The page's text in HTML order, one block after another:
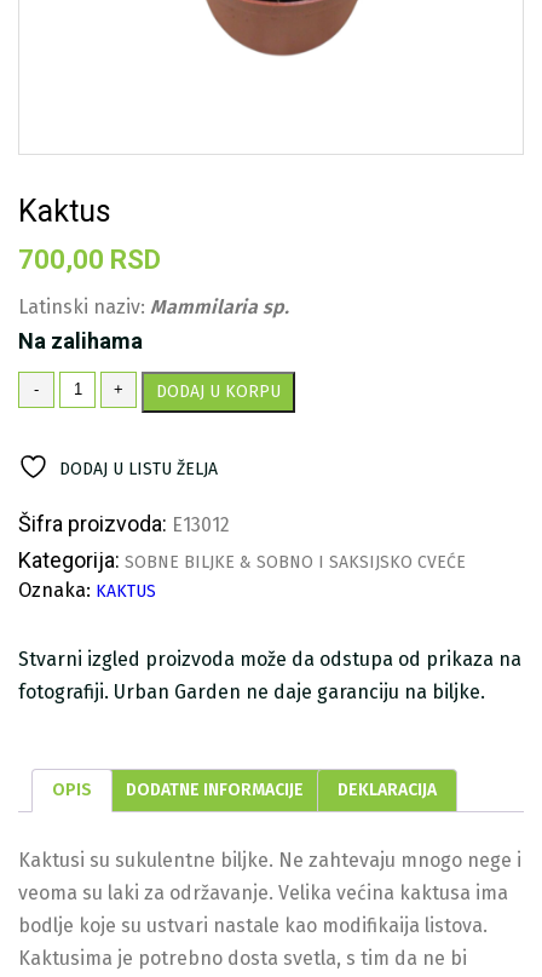
Kaktus
700,00 RSD
Latinski naziv: Mammilaria sp.
Na zalihama
-
Kaktus
količina
+ DODAJ U KORPU
DODAJ U LISTU ŽELJA
Šifra proizvoda: E13012
Kategorija: SOBNE BILJKE & SOBNO I SAKSIJSKO CVEĆE
Oznaka: KAKTUS
Stvarni izgled proizvoda može da odstupa od prikaza na
fotografiji. Urban Garden ne daje garanciju na biljke.
OPIS DODATNE INFORMACIJE DEKLARACIJA
Kaktusi su sukulentne biljke. Ne zahtevaju mnogo nege i
veoma su laki za održavanje. Velika većina kaktusa ima
bodlje koje su ustvari nastale kao modifikaija listova.
Kaktusima je potrebno dosta svetla, s tim da ne bi